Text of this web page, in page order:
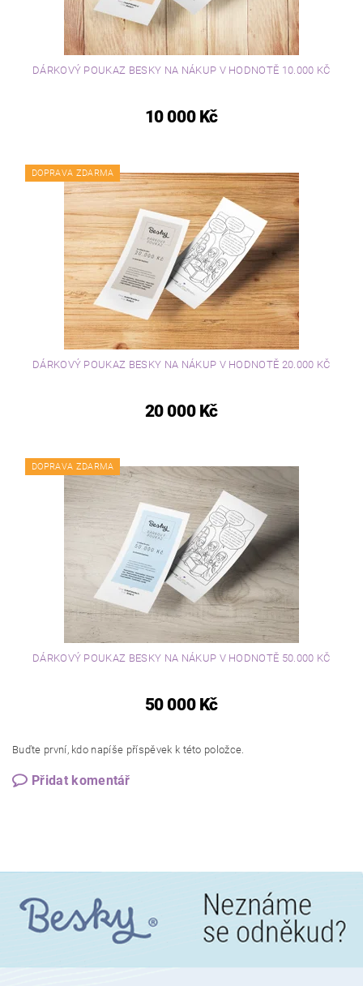
DÁRKOVÝ POUKAZ BESKY NA NÁKUP V HODNOTĚ 10.000 KČ
10 000 Kč
DOPRAVA ZDARMA
DÁRKOVÝ POUKAZ BESKY NA NÁKUP V HODNOTĚ 20.000 KČ
20 000 Kč
DOPRAVA ZDARMA
DÁRKOVÝ POUKAZ BESKY NA NÁKUP V HODNOTĚ 50.000 KČ
50 000 Kč
Buďte první, kdo napíše příspěvek k této položce.
Přidat komentář